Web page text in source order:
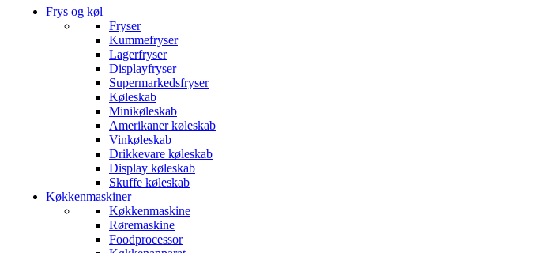
Frys og køl
Fryser
Kummefryser
Lagerfryser
Displayfryser
Supermarkedsfryser
Køleskab
Minikøleskab
Amerikaner køleskab
Vinkøleskab
Drikkevare køleskab
Display køleskab
Skuffe køleskab
Køkkenmaskiner
Køkkenmaskine
Røremaskine
Foodprocessor